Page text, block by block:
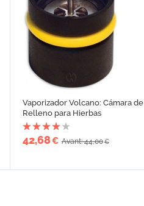
Vaporizador Volcano: Cámara de
Relleno para Hierbas
42,68€ Avant: 44,00€